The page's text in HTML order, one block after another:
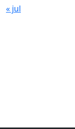
« jul